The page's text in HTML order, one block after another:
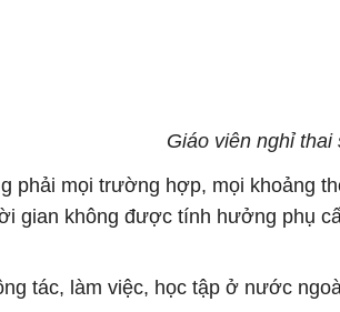
Giáo viên nghỉ
phải mọi trường hợp, mọi khoảng
gian không được tính hưởng phụ
tác, làm việc, học tập ở nước